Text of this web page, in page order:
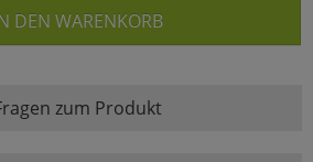
DEN WARENKORB
zum Produkt
zurückzu Haupptseite